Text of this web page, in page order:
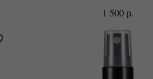
1 500р.